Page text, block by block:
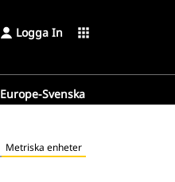
Logga In apps
Europe-Svenska
Metriska enheter